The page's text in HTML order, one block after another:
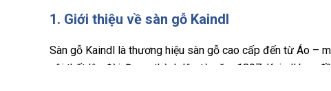
1. Giới thiệu về sàn gỗ Kaindl
Sàn gỗ Kaindl là thương hiệu sàn gỗ cao cấp đến từ Áo –
nội thất lâu đời. Được thành lập từ năm 1897, Kaindl ban